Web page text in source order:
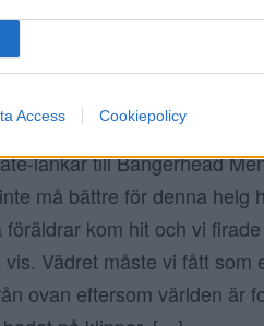
Access Cookiepolicy
ÅTERFUKTA ANSIKTET I
länkar till Bangerhead
må bättre för denna helg
föräldrar kom hit och vi
Vädret måste vi fått som
ovan eftersom världen är